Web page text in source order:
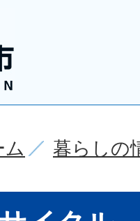
ム 暮らしの